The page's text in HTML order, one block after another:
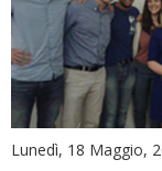
Lunedì, 18 Maggio,